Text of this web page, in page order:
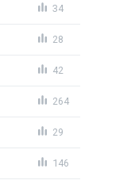
34
28
42
264
29
146